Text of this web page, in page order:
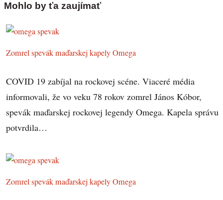
Mohlo by ťa zaujímať
Zomrel spevák maďarskej kapely Omega
COVID 19 zabíjal na rockovej scéne. Viaceré média
informovali, že vo veku 78 rokov zomrel János Kóbor,
spevák maďarskej rockovej legendy Omega. Kapela správu
potvrdila…
Zomrel spevák maďarskej kapely Omega